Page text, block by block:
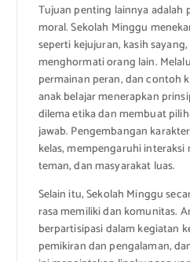
Tujuan penting lainnya adalah
moral. Sekolah Minggu
seperti kejujuran, kasih
menghormati orang lain.
permainan peran, dan contoh
anak belajar menerapkan
dilema etika dan membuat
jawab. Pengembangan
kelas, mempengaruhi
teman, dan masyarakat luas.
Selain itu, Sekolah Minggu
rasa memiliki dan komunitas.
berpartisipasi dalam kegiatan
pemikiran dan pengalaman,